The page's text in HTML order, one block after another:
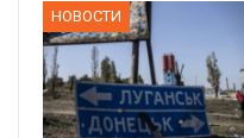
НОВОСТИ